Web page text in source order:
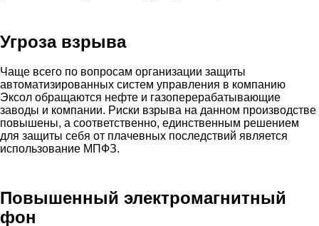
Угроза взрыва
Чаще всего по вопросам организации защиты
автоматизированных систем управления в компанию
Эксол обращаются нефте и газоперерабатывающие
заводы и компании. Риски взрыва на данном производстве
повышены, а соответственно, единственным решением
для защиты себя от плачевных последствий является
использование МПФЗ.
Повышенный электромагнитный
фон